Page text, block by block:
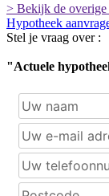
> Bekijk de overige
Hypotheek
Stel je vraag over :
"Actuele